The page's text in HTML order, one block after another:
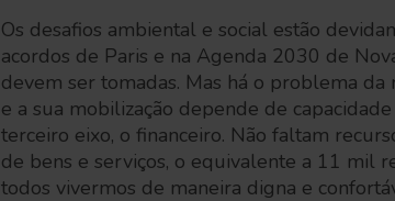
Os desafios ambiental e social estão
acordos de Paris e na Agenda 2030 de
devem ser tomadas. Mas há o problema
e a sua mobilização depende de
terceiro eixo, o financeiro. Não faltam
de bens e serviços, o equivalente a 11 mil
todos vivermos de maneira digna e